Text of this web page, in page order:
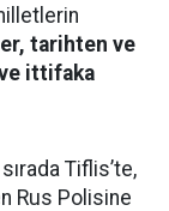
tarihten ve
ittifaka
Tiflis’te,
Rus Polisine